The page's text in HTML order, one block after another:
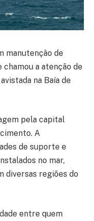
manutenção de
a atenção de
na Baía de
pela capital
A
de suporte e
no mar,
diversas regiões do
entre quem